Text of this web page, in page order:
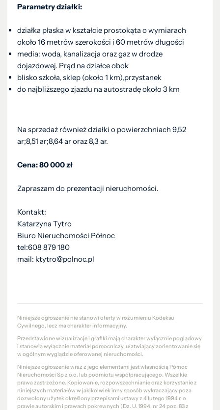
Parametry działki:
działka płaska w kształcie prostokąta o wymiarach
około 16 metrów szerokości i 60 metrów długości
media: woda, kanalizacja oraz gaz w drodze
dojazdowej. Prąd na działce obok
blisko szkoła, sklep (około 1 km),przystanek
do najbliższego zjazdu na autostradę około 3 km
Na sprzedaż również działki o powierzchniach 9,52
ar;8,51 ar;8,64 ar oraz 8,3 ar.
Cena: 80 000 zł
Zapraszam do prezentacji nieruchomości.
Kontakt:
Katarzyna Tytro
Biuro Nieruchomości Północ
tel:608 879 180
mail: ktytro@polnoc.pl
Niniejsze ogłoszenie nie stanowi oferty w rozumieniu Kodeksu
Cywilnego, lecz ma charakter informacyjny.
Przedstawione wizualizacje i grafiki mają charakter wyłącznie poglądowy
i stanowią wyłącznie materiał pomocniczy, ułatwiający zorientowanie się
w ogólnym wyglądzie oferowanej nieruchomości.
Niniejsze ogłoszenie wraz z jego elementami jest własnością Północ
Nieruchomości Sp z o.o. lub podmiotu współpracującego. Wszelkie
prawa zastrzeżone. Kopiowanie, rozpowszechnianie oraz korzystanie z
niniejszych materiałów w jakikolwiek inny sposób wykraczający poza
dozwolony użytek określony przepisami ustawy z 4 lutego 1994 r. o
prawie autorskim i prawach pokrewnych (Dz. U. 1994, nr 24 poz. 83 z